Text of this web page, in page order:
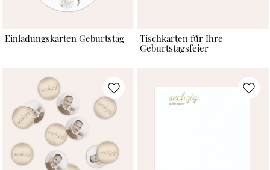
Einladungskarten Geburtstag
Tischkarten für Ihre
Geburtstagsfeier